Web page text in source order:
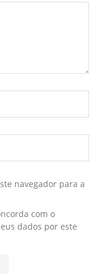
navegador para a
com o
dados por este